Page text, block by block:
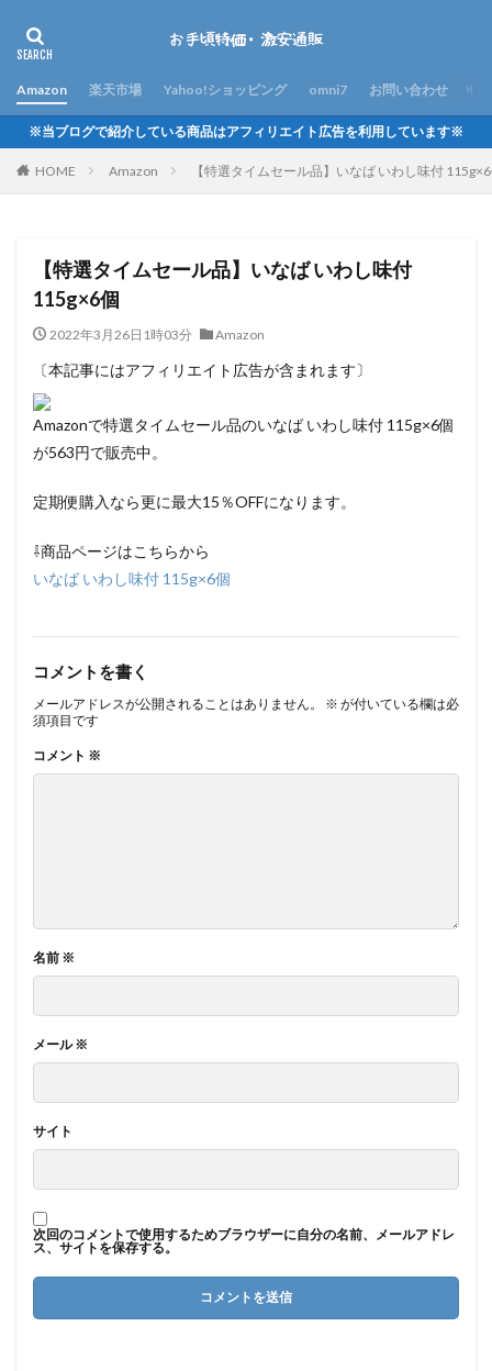
Amazon 楽天市場 Yahoo!ショッピング omni7 お問い合わせ
※当ブログで紹介している商品はアフィリエイト広告を利用しています※
HOME Amazon 【特選タイムセール品】いなば いわし味付
【特選タイムセール品】いなば いわし味付
115g×6個
2022年3月26日1時03分 Amazon
〔本記事にはアフィリエイト広告が含まれます〕
Amazonで特選タイムセール品のいなば いわし味付 115g×6個
が563円で販売中。
定期便購入なら更に最大15％OFFになります。
⇩商品ページはこちらから
いなば いわし味付 115g×6個
コメントを書く
メールアドレスが公開されることはありません。 ※ が付いている欄は必
須項目です
コメント ※
名前 ※
メール※
サイト
次回のコメントで使用するためブラウザーに自分の名前、メールアドレ
ス、サイトを保存する。